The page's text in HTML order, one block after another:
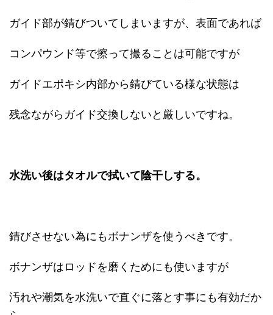
ガイド部が錆びついてしまいますが、表面であれば
コンパウンド等で擦って撮ることは可能ですが
ガイドエポキシ内部から錆びている様な状態は
残念ながらガイド交換しないと厳しいですね。
水洗い後はタオルで拭いて陰干しする。
錆びさせない為にもボナンザを使うべきです。
ボナンザはロッドを磨くためにも使いますが
汚れや潮気を水洗いで直ぐに落とす事にも有効だか